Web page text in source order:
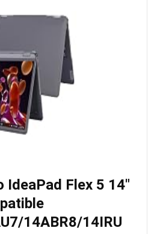
IdeaPad Flex 5 14″
14ABR8/14IRU